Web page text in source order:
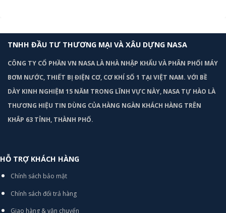
TNHH ĐẦU TƯ THƯƠNG MẠI VÀ XÂU DỰNG NASA
CÔNG TY CỔ PHẦN VN NASA LÀ NHÀ NHẬP KHẨU VÀ PHÂN PHỐI MÁY
BƠM NƯỚC, THIẾT BỊ ĐIỆN CƠ, CƠ KHÍ SỐ 1 TẠI VIỆT NAM. VỚI BỀ
DÀY KINH NGHIỆM 15 NĂM TRONG LĨNH VỰC NÀY, NASA TỰ HÀO LÀ
THƯƠNG HIỆU TIN DÙNG CỦA HÀNG NGÀN KHÁCH HÀNG TRÊN
KHẮP 63 TỈNH, THÀNH PHỐ.
HỖ TRỢ KHÁCH HÀNG
Chính sách bảo mật
Chính sách đổi trả hàng
Giao hàng & vận chuyển